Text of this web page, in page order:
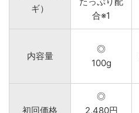
ギ）
合※1
内容量
◎
100g
初回価格
◎
2,480円